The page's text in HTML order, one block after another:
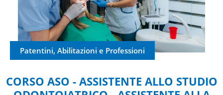
Patentini, Abilitazioni e Professioni
CORSO ASO - ASSISTENTE ALLO STUDIO